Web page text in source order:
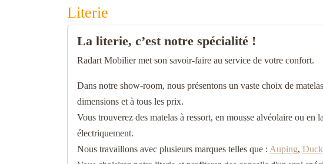
Literie
La literie, c’est notre spécialité !
Radart Mobilier met son savoir-faire au service de votre confort.
Dans notre show-room, nous présentons un vaste choix de
dimensions et à tous les prix.
Vous trouverez des matelas à ressort, en mousse alvéolaire ou
électriquement.
Nous travaillons avec plusieurs marques telles que : Auping,